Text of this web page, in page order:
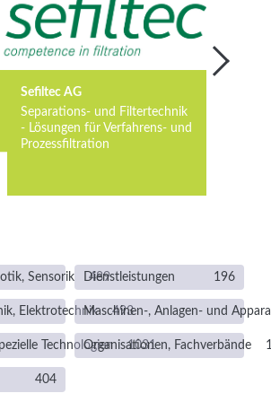
Sefiltec AG
Separations- und Filtertechnik
- Lösungen für Verfahrens- und
Prozessfiltration
Sensorik 489
Dienstleistungen 196
Elektrotechnik 493
Maschinen-, Anlagen- und
Technologien 1031
Organisationen, Fachverbände
404